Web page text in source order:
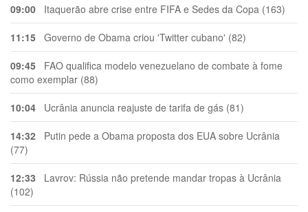
09:00 Itaquerão abre crise entre FIFA e Sedes da Copa (163)
11:15 Governo de Obama criou 'Twitter cubano' (82)
09:45 FAO qualifica modelo venezuelano de combate à fome
como exemplar (88)
10:04 Ucrânia anuncia reajuste de tarifa de gás (81)
14:32 Putin pede a Obama proposta dos EUA sobre Ucrânia
(77)
12:33 Lavrov: Rússia não pretende mandar tropas à Ucrânia
(102)